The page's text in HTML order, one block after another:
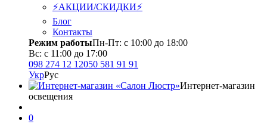
⚡АКЦИИ/СКИДКИ⚡
Блог
Контакты
Режим работыПн-Пт: с 10:00 до 18:00
Вс: с 11:00 до 17:00
098 274 12 12050 581 91 91
УкрРус
Интернет-магазин
освещения
0